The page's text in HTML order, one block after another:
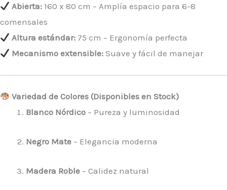
Abierta: 160 x 80 cm – Amplía espacio para 6-8
comensales
Altura estándar: 75 cm – Ergonomía perfecta
Mecanismo extensible: Suave y fácil de manejar
Variedad de Colores (Disponibles en Stock)
Blanco Nórdico – Pureza y luminosidad
Negro Mate – Elegancia moderna
Madera Roble – Calidez natural